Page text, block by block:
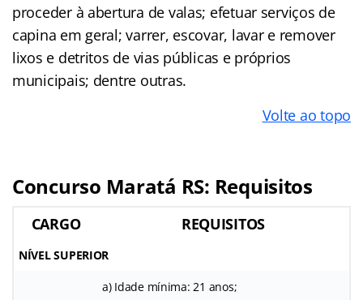
proceder à abertura de valas; efetuar serviços de
capina em geral; varrer, escovar, lavar e remover
lixos e detritos de vias públicas e próprios
municipais; dentre outras.
Volte ao topo
Concurso Maratá RS: Requisitos
CARGO REQUISITOS
NÍVEL SUPERIOR
a) Idade mínima: 21 anos;